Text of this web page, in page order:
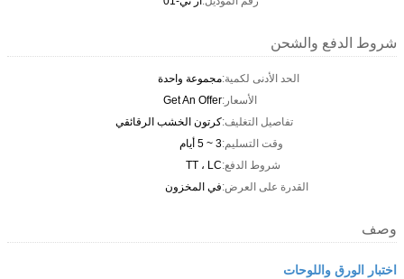
شروط الدفع والشحن
الحد الأدنى لكمية:مجموعة واحدة
الأسعار:Get An Offer
تفاصيل التغليف:كرتون الخشب الرقائقي
وقت التسليم:3 ~ 5 أيام
شروط الدفع:TT ، LC
القدرة على العرض:في المخزون
وصف
اختبار الورق واللوحات